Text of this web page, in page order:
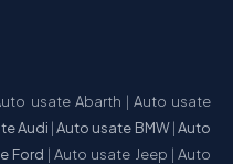
usate Abarth | Auto usate
Audi |Auto usate BMW|Auto
Ford |Auto usate Jeep |Auto